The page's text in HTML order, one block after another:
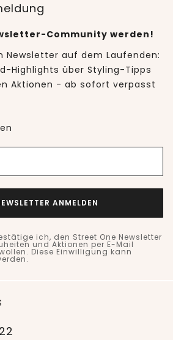
Community werden!
Newsletter auf dem Laufenden:
Highlights über Styling-Tipps
Aktionen - ab sofort verpasst
ANMELDEN
ich, den Street One Newsletter
und Aktionen per E-Mail
Diese Einwilligung kann